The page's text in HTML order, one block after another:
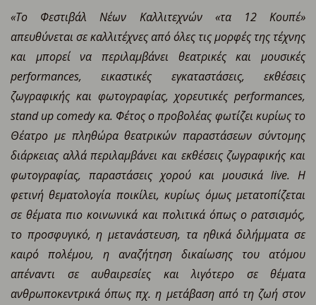
«Το Φεστιβάλ Νέων Καλλιτεχνών «τα 12 Κουπέ»
απευθύνεται σε καλλιτέχνες από όλες τις μορφές της τέχνης
και μπορεί να περιλαμβάνει θεατρικές και μουσικές
performances, εικαστικές εγκαταστάσεις, εκθέσεις
ζωγραφικής και φωτογραφίας, χορευτικές performances,
stand up comedyκα. Φέτος ο προβολέας φωτίζει κυρίως το
Θέατρο με πληθώρα θεατρικών παραστάσεων σύντομης
διάρκειας αλλά περιλαμβάνει και εκθέσεις ζωγραφικής και
φωτογραφίας, παραστάσεις χορού και μουσικά live. Η
φετινή θεματολογία ποικίλει, κυρίως όμως μετατοπίζεται
σε θέματα πιο κοινωνικά και πολιτικά όπως ο ρατσισμός,
το προσφυγικό, η μετανάστευση, τα ηθικά διλήμματα σε
καιρό πολέμου, η αναζήτηση δικαίωσης του ατόμου
απέναντι σε αυθαιρεσίες και λιγότερο σε θέματα
ανθρωποκεντρικά όπως πχ. η μετάβαση από τη ζωή στον